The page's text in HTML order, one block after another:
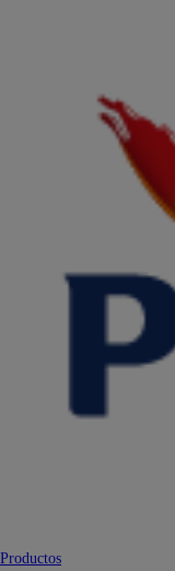
Productos